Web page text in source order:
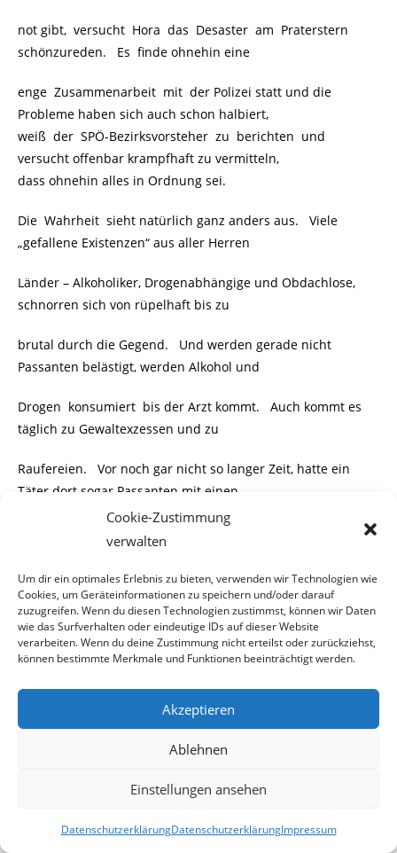
Cookie-Zustimmung
verwalten
Um dir ein optimales Erlebnis zu bieten, verwenden wir Technologien wie
Cookies, um Geräteinformationen zu speichern und/oder darauf
zuzugreifen. Wenn du diesen Technologien zustimmst, können wir Daten
wie das Surfverhalten oder eindeutige IDs auf dieser Website
verarbeiten. Wenn du deine Zustimmung nicht erteilst oder zurückziehst,
können bestimmte Merkmale und Funktionen beeinträchtigt werden.
Akzeptieren
Ablehnen
Einstellungen ansehen
DatenschutzerklärungDatenschutzerklärungImpressum
not gibt, versucht Hora das Desaster am Praterstern
schönzureden. Es finde ohnehin eine
enge Zusammenarbeit mit der Polizei statt und die
Probleme haben sich auch schon halbiert,
weiß der SPÖ-Bezirksvorsteher zu berichten und
versucht offenbar krampfhaft zu vermitteln,
dass ohnehin alles in Ordnung sei.
Die Wahrheit sieht natürlich ganz anders aus. Viele
„gefallene Existenzen“ aus aller Herren
Länder – Alkoholiker, Drogenabhängige und Obdachlose,
schnorren sich von rüpelhaft bis zu
brutal durch die Gegend. Und werden gerade nicht
Passanten belästigt, werden Alkohol und
Drogen konsumiert bis der Arzt kommt. Auch kommt es
täglich zu Gewaltexzessen und zu
Raufereien. Vor noch gar nicht so langer Zeit, hatte ein
Täter dort sogar Passanten mit einen
Kettensäge bedroht. Nachfolgende Bilder dokumentieren